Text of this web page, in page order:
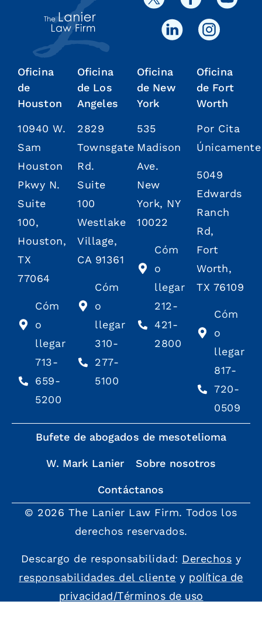
Oficina
de
Houston
10940 W.
Sam
Houston
Pkwy N.
Suite
100,
Houston,
TX
77064
Cóm
o
llegar
713-
659-
5200
Oficina
de Los
Angeles
2829
Townsgate
Rd.
Suite
100
Westlake
Village,
CA 91361
Cóm
o
llegar
310-
277-
5100
Oficina
de New
York
535
Madison
Ave.
New
York, NY
10022
Cóm
o
llegar
212-
421-
2800
Oficina
de Fort
Worth
Por Cita
Únicamente
5049
Edwards
Ranch
Rd,
Fort
Worth,
TX 76109
Cóm
o
llegar
817-
720-
0509
Bufete de abogados de mesotelioma
W. Mark Lanier Sobre nosotros
Contáctanos
© 2026 The Lanier Law Firm. Todos los
derechos reservados.
Descargo de responsabilidad: Derechos y
responsabilidades del cliente y política de
privacidad/Términos de uso